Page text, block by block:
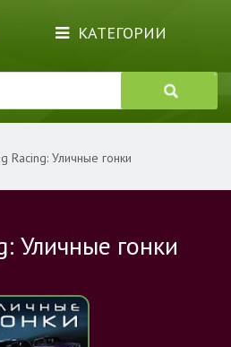
КАТЕГОРИИ
Racing: Уличные гонки
Уличные гонки